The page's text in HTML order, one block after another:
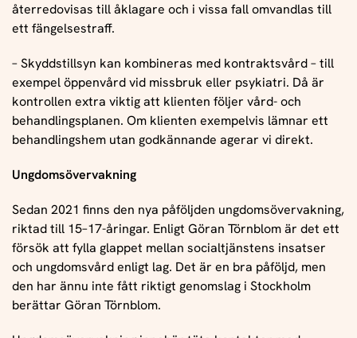
återredovisas till åklagare och i vissa fall omvandlas till
ett fängelsestraff.
– Skyddstillsyn kan kombineras med kontraktsvård – till
exempel öppenvård vid missbruk eller psykiatri. Då är
kontrollen extra viktig att klienten följer vård- och
behandlingsplanen. Om klienten exempelvis lämnar ett
behandlingshem utan godkännande agerar vi direkt.
Ungdomsövervakning
Sedan 2021 finns den nya påföljden ungdomsövervakning,
riktad till 15–17-åringar. Enligt Göran Törnblom är det ett
försök att fylla glappet mellan socialtjänstens insatser
och ungdomsvård enligt lag. Det är en bra påföljd, men
den har ännu inte fått riktigt genomslag i Stockholm
berättar Göran Törnblom.